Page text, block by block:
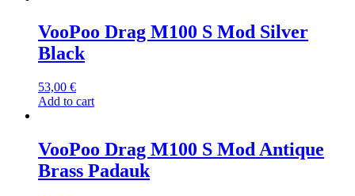
VooPoo Drag M100 S Mod Silver
Black
53,00 €
Add to cart
VooPoo Drag M100 S Mod Antique
Brass Padauk